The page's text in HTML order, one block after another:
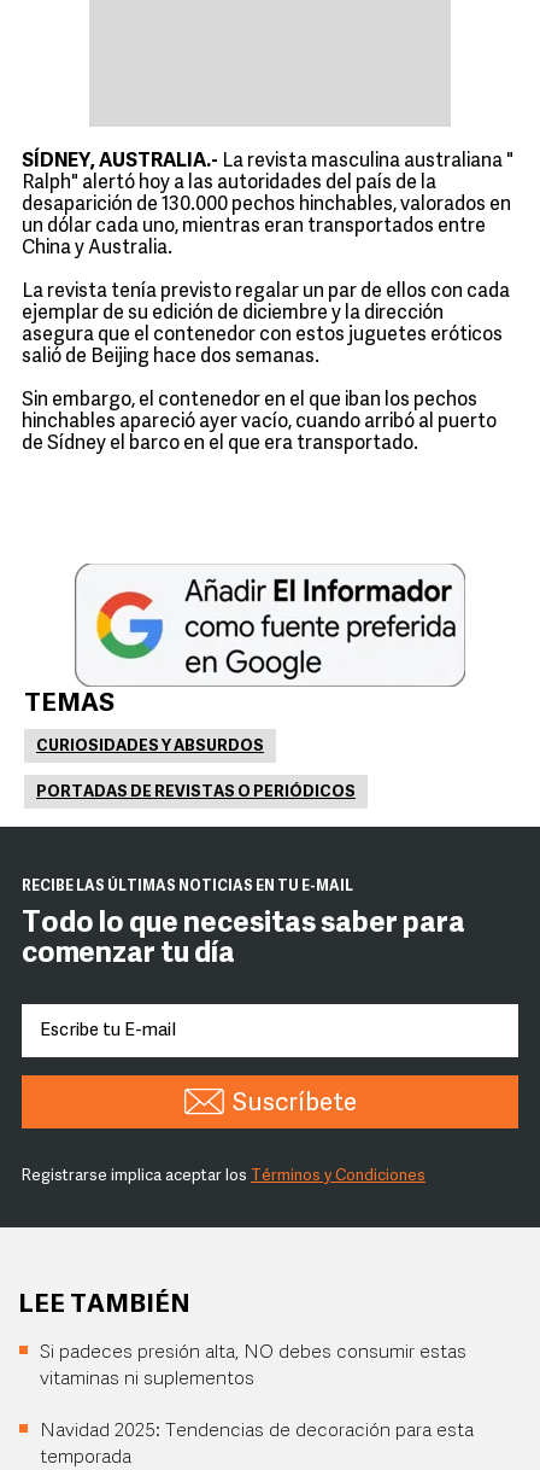
SÍDNEY, AUSTRALIA.- La revista masculina australiana "
Ralph" alertó hoy a las autoridades del país de la
desaparición de 130.000 pechos hinchables, valorados en
un dólar cada uno, mientras eran transportados entre
China y Australia.
La revista tenía previsto regalar un par de ellos con cada
ejemplar de su edición de diciembre y la dirección
asegura que el contenedor con estos juguetes eróticos
salió de Beijing hace dos semanas.
Sin embargo, el contenedor en el que iban los pechos
hinchables apareció ayer vacío, cuando arribó al puerto
de Sídney el barco en el que era transportado.
TEMAS
CURIOSIDADES Y ABSURDOS
PORTADAS DE REVISTAS O PERIÓDICOS
RECIBE LAS ÚLTIMAS NOTICIAS EN TU E-MAIL
Todo lo que necesitas saber para
comenzar tu día
Suscríbete
Registrarse implica aceptar los Términos y Condiciones
LEE TAMBIÉN
Si padeces presión alta, NO debes consumir estas
vitaminas ni suplementos
Navidad 2025: Tendencias de decoración para esta
temporada